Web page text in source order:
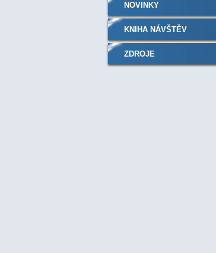
NOVINKY
KNIHA NÁVŠTĚV
ZDROJE